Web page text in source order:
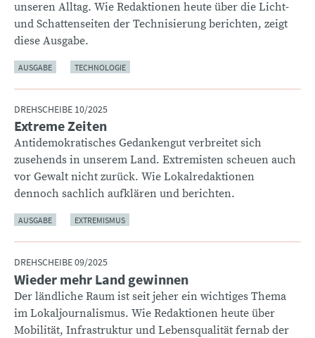
unseren Alltag. Wie Redaktionen heute über die Licht-
und Schattenseiten der Technisierung berichten, zeigt
diese Ausgabe.
AUSGABE TECHNOLOGIE
DREHSCHEIBE 10/2025
:Extreme Zeiten
Antidemokratisches Gedankengut verbreitet sich
zusehends in unserem Land. Extremisten scheuen auch
vor Gewalt nicht zurück. Wie Lokalredaktionen
dennoch sachlich aufklären und berichten.
AUSGABE EXTREMISMUS
DREHSCHEIBE 09/2025
:Wieder mehr Land gewinnen
Der ländliche Raum ist seit jeher ein wichtiges Thema
im Lokaljournalismus. Wie Redaktionen heute über
Mobilität, Infrastruktur und Lebensqualität fernab der